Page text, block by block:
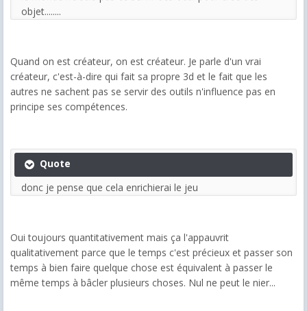
objet........
Quand on est créateur, on est créateur. Je parle d'un vrai
créateur, c'est-à-dire qui fait sa propre 3d et le fait que les
autres ne sachent pas se servir des outils n'influence pas en
principe ses compétences.
Quote
donc je pense que cela enrichierai le jeu
Oui toujours quantitativement mais ça l'appauvrit
qualitativement parce que le temps c'est précieux et passer son
temps à bien faire quelque chose est équivalent à passer le
même temps à bâcler plusieurs choses. Nul ne peut le nier...